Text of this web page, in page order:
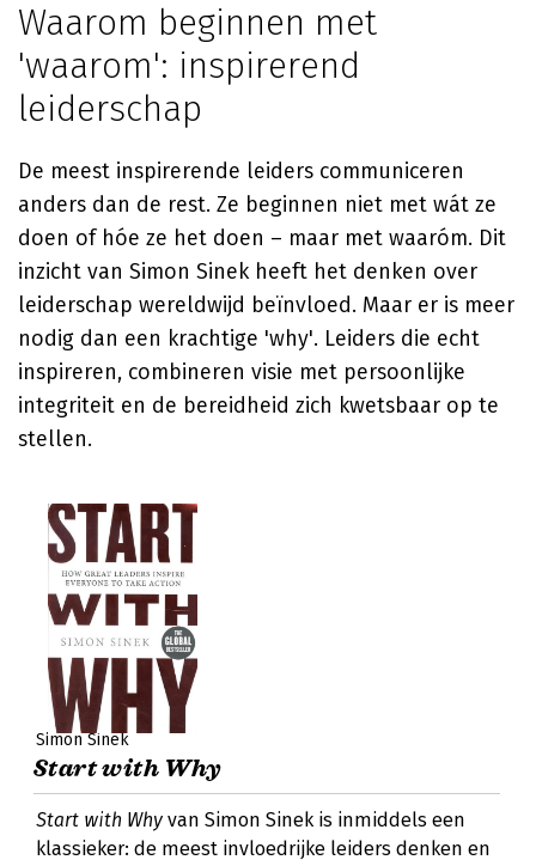
Waarom beginnen met
'waarom': inspirerend
leiderschap
De meest inspirerende leiders communiceren
anders dan de rest. Ze beginnen niet met wát ze
doen of hóe ze het doen – maar met waaróm. Dit
inzicht van Simon Sinekheeft het denken over
leiderschap wereldwijd beïnvloed. Maar er is meer
nodig dan een krachtige 'why'. Leiders die echt
inspireren, combineren visie met persoonlijke
integriteit en de bereidheid zich kwetsbaar op te
stellen.
Simon Sinek
Start with Why
Start with Why van Simon Sinek is inmiddels een
klassieker: de meest invloedrijke leiders denken en